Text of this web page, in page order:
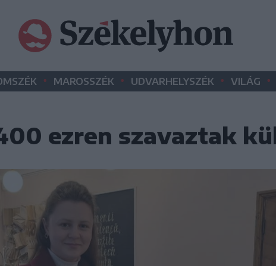
• MAROSSZÉK • UDVARHELYSZÉK • VILÁG •
ezren szavaztak